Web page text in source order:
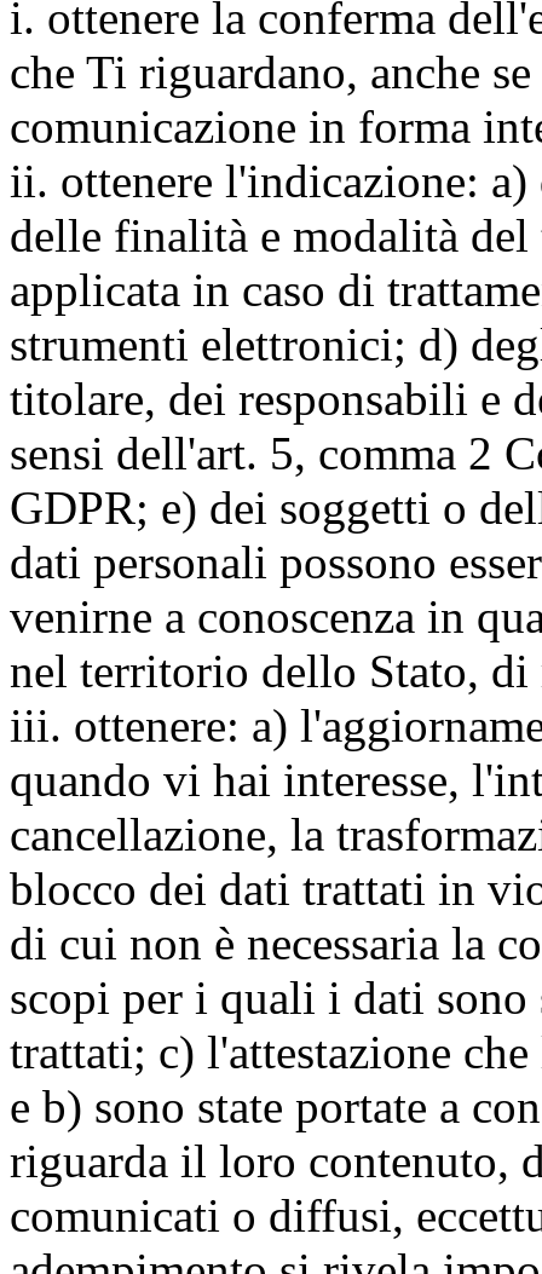
i. ottenere la conferma
che Ti riguardano, anche
comunicazione in forma
ii. ottenere l'indicazione:
delle finalità e modalità
applicata in caso di
strumenti elettronici; d)
titolare, dei responsabili e
sensi dell'art. 5, comma 2
GDPR; e) dei soggetti o
dati personali possono
venirne a conoscenza in
nel territorio dello Stato,
iii. ottenere: a)
quando vi hai interesse,
cancellazione, la
blocco dei dati trattati in
di cui non è necessaria la
scopi per i quali i dati sono
trattati; c) l'attestazione
e b) sono state portate a
riguarda il loro contenuto,
comunicati o diffusi,